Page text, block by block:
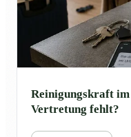
Reinigungskraft im
Vertretung fehlt?